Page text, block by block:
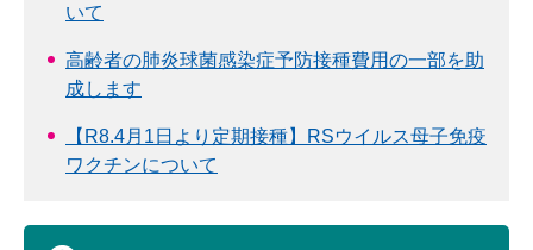
いて
高齢者の肺炎球菌感染症予防接種費用の一部を助
成します
【R8.4月1日より定期接種】RSウイルス母子免疫
ワクチンについて